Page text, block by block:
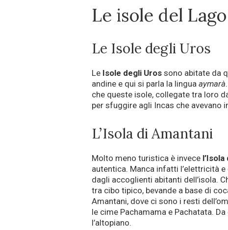
Le isole del
Le Isole degli Uros
Le Isole degli Uros sono abitate da
andine e qui si parla la lingua aymarà
che queste isole, collegate tra loro
per sfuggire agli Incas che avevano
L’Isola di Amantani
Molto meno turistica è invece
autentica. Manca infatti l’elettricità
dagli accoglienti abitanti dell’isola.
tra cibo tipico, bevande a base di
Amantani, dove ci sono i resti
le cime Pachamama e Pachatata.
l’altopiano.